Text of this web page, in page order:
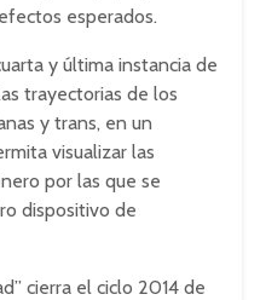
esperados.
y última instancia de
trayectorias de los
y trans, en un
visualizar las
por las que se
dispositivo de
cierra el ciclo 2014 de